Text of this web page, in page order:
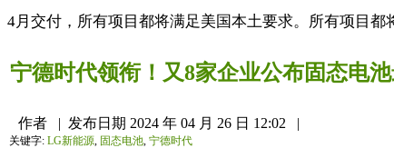
4月交付，所有项目都将满足美国本土要求。所有项目都
宁德时代领衔！又8家企业公布固态电池
作者 | 发布日期 2024 年 04 月 26 日 12:02 |
关键字: LG新能源, 固态电池, 宁德时代